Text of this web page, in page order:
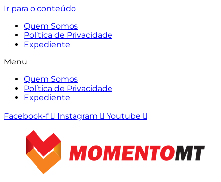
Ir para o conteúdo
Quem Somos
Política de Privacidade
Expediente
Menu
Quem Somos
Política de Privacidade
Expediente
Facebook-f
Instagram Youtube